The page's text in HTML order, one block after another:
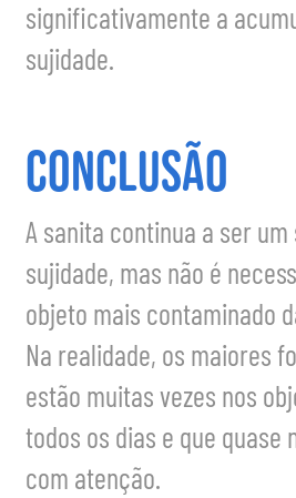
significativamente a
sujidade.
Conclusão
A sanita continua a ser um
sujidade, mas não é
objeto mais contaminado
Na realidade, os maiores
estão muitas vezes nos
todos os dias e que quase
com atenção.